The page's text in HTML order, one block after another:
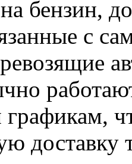
бензин,
с
доставку